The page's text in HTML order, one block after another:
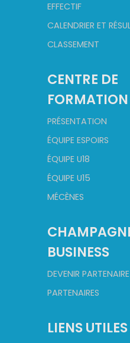
EFFECTIF
CALENDRIER ET
CLASSEMENT
CENTRE DE
FORMATION
PRÉSENTATION
ÉQUIPE ESPOIRS
ÉQUIPE U18
ÉQUIPE U15
MÉCÈNES
BUSINESS
DEVENIR PARTENAIRE
PARTENAIRES
LIENS UTILES